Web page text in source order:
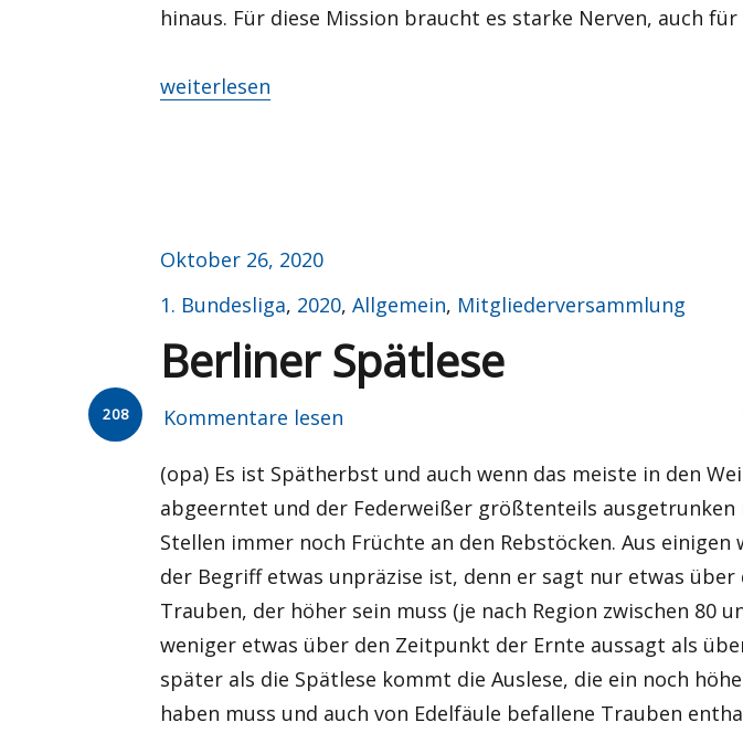
hinaus. Für diese Mission braucht es starke Nerven, auch für
„Schlacht um Berlin?“
weiterlesen
Veröffentlicht
am
Oktober 26, 2020
Kategorien
1. Bundesliga, 2020,Allgemein, Mitgliederversammlung
Berliner Spätlese
208 Kommentare lesen
(opa) Es ist Spätherbst und auch wenn das meiste in den
abgeerntet und der Federweißer größtenteils ausgetrunken
Stellen immer noch Früchte an den Rebstöcken. Aus einigen
der Begriff etwas unpräzise ist, denn er sagt nur etwas über
Trauben, der höher sein muss (je nach Region zwischen 80
weniger etwas über den Zeitpunkt der Ernte aussagt als
später als die Spätlese kommt die Auslese, die ein noch
haben muss und auch von Edelfäule befallene Trauben